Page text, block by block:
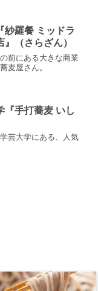
紗羅餐 ミッドラ
（さらざん）
前にある大きな商業
麦屋さん。
『手打蕎麦 いし
芸大学にある、人気